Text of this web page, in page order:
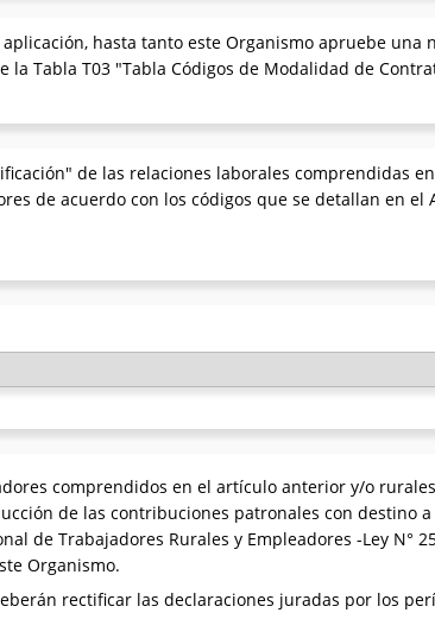
hasta tanto este Organismo apruebe una
Tabla T03 "Tabla Códigos de Modalidad de
de las relaciones laborales comprendidas
de acuerdo con los códigos que se detallan en el
comprendidos en el artículo anterior y/o
de las contribuciones patronales con destino
de Trabajadores Rurales y Empleadores -Ley N°
Organismo.
rectificar las declaraciones juradas por los